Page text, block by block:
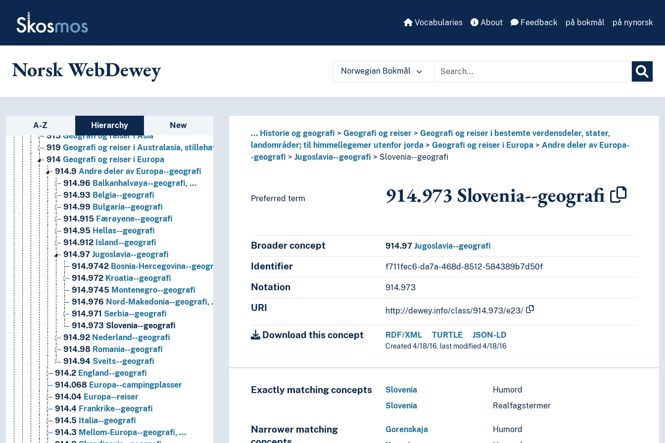
Skosmos Vocabularies About Feedback på bokmål på nynorsk
Norsk WebDewey Norwegian Bokmål
Sidebar listing: list and traverse vocabulary contents by a criterion
A-Z Hierarchy New
930-990
Bestemte verdensdelers, staters, lokalområders historie; historie om himmellegemer utenfor jorda
92Biografier og genealogi
916
Geografi og reiser i Afrika
915 Geografi og reiser i Asia
919 Geografi og reiser i Australasia, stillehavsøyene, atlanterhavsøyene, arktiske øyer, Antarktis, himmellegemer utenfor jorda
914 Geografi og reiser i Europa
914.9 Andre deler av Europa--geografi
914.96 Balkanhalvøya--geografi, …
914.93 Belgia--geografi
914.99 Bulgaria--geografi
914.915 Færøyene--geografi
914.95 Hellas--geografi
914.912 Island--geografi
914.97 Jugoslavia--geografi
914.9742 Bosnia-Hercegovina--geografi
914.972 Kroatia--geografi
914.9745 Montenegro--geografi
914.976 Nord-Makedonia--geografi, …
914.971 Serbia--geografi
914.973 Slovenia--geografi
914.92 Nederland--geografi
914.98 Romania--geografi
914.94 Sveits--geografi
914.2 England--geografi
914.068 Europa--campingplasser
914.04 Europa--reiser
914.4 Frankrike--geografi
914.5 Italia--geografi
914.3 Mellom-Europa--geografi, …
... Historie og geografi Geografi og reiser
Geografi og reiser i bestemte verdensdeler, stater,
landområder; til himmellegemer utenfor jorda
Geografi og reiser i Europa
Andre deler av Europa-
-geografi
Jugoslavia--geografi Slovenia--geografi
Preferred term 914.973 Slovenia--geografi
Broader concept 914.97Jugoslavia--geografi
Identifier f711fec6-da7a-468d-8512-584389b7d50f
Notation 914.973
URI http://dewey.info/class/914.973/e23/
Download this concept RDF/XML TURTLE JSON-LD
Created 4/18/16, last modified 4/18/16
Exactly matching concepts Slovenia
Humord
Slovenia
Realfagstermer
Narrower matching
Gorenskaja
Humord